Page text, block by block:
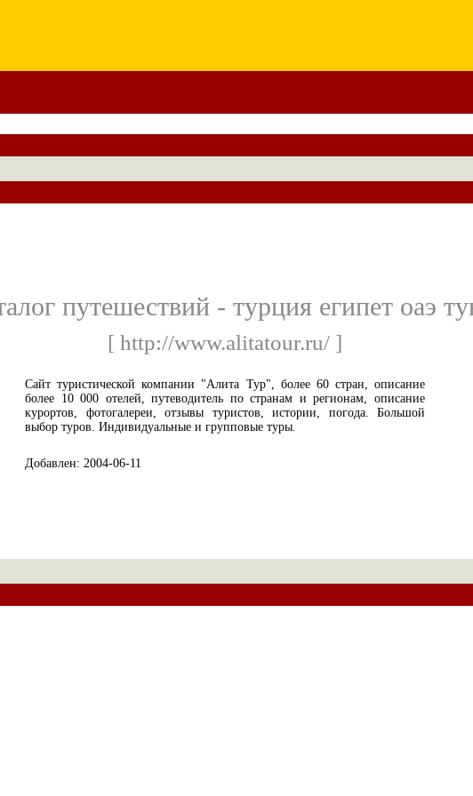
путешествий - турция египет оаэ
[ http://www.alitatour.ru/ ]
Сайт туристической компании "Алита Тур", более 60 стран, описание
более 10 000 отелей, путеводитель по странам и регионам, описание
курортов, фотогалереи, отзывы туристов, истории, погода. Большой
выбор туров. Индивидуальные и групповые туры.
Добавлен: 2004-06-11